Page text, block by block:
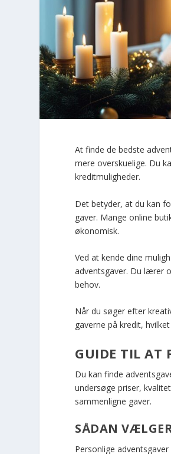
At finde de bedste
mere overskuelige. Du
kreditmuligheder.
Det betyder, at du kan
gaver. Mange online
økonomisk.
Ved at kende dine
adventsgaver. Du lærer
behov.
Når du søger efter
gaverne på kredit,
GUIDE TIL AT
Du kan finde
undersøge priser,
sammenligne gaver.
SÅDAN
Personlige